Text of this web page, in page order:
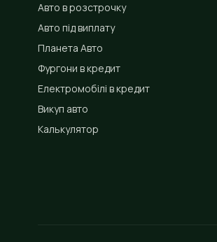
Авто в розстрочку
Авто під виплату
Планета Авто
Фургони в кредит
Електромобілі в кредит
Викуп авто
Калькулятор